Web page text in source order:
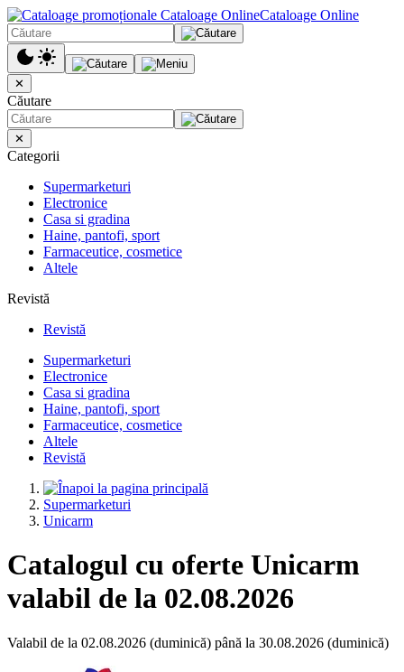
Cataloage Online
✕
Căutare
✕
Categorii
Supermarketuri
Electronice
Casa si gradina
Haine, pantofi, sport
Farmaceutice, cosmetice
Altele
Revistă
Revistă
Supermarketuri
Electronice
Casa si gradina
Haine, pantofi, sport
Farmaceutice, cosmetice
Altele
Revistă
Supermarketuri
Unicarm
Catalogul cu oferte Unicarm
valabil de la 02.08.2026
Valabil de la 02.08.2026 (duminică) până la 30.08.2026 (duminică)